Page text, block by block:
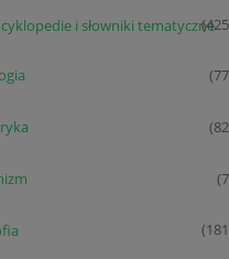
i słowniki tematyczne